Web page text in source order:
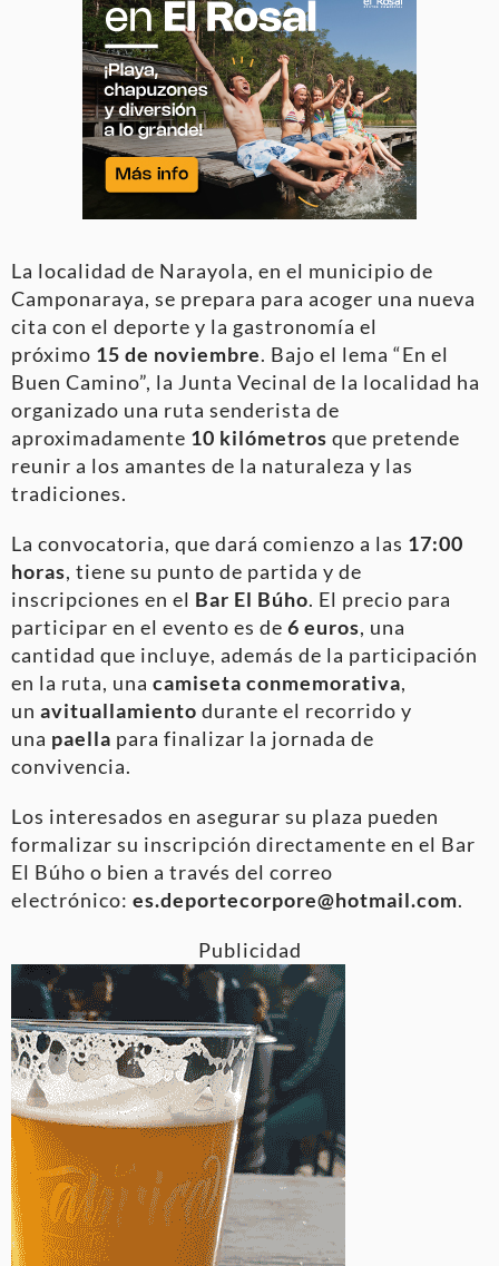
La localidad de Narayola, en el municipio de
Camponaraya, se prepara para acoger una nueva
cita con el deporte y la gastronomía el
próximo 15 de noviembre. Bajo el lema “En el
Buen Camino”, la Junta Vecinal de la localidad ha
organizado una ruta senderista de
aproximadamente 10 kilómetros que pretende
reunir a los amantes de la naturaleza y las
tradiciones.
La convocatoria, que dará comienzo a las 17:00
horas, tiene su punto de partida y de
inscripciones en el Bar El Búho. El precio para
participar en el evento es de 6 euros, una
cantidad que incluye, además de la participación
en la ruta, una camiseta conmemorativa,
un avituallamiento durante el recorrido y
una paella para finalizar la jornada de
convivencia.
Los interesados en asegurar su plaza pueden
formalizar su inscripción directamente en el Bar
El Búho o bien a través del correo
electrónico: es.deportecorpore@hotmail.com.
Publicidad